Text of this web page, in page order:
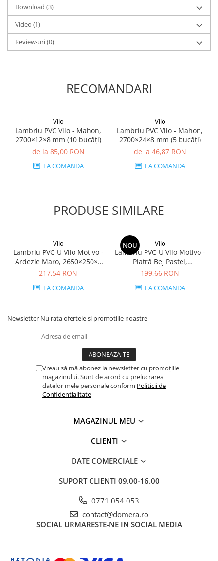
Download (3)
Video (1)
Review-uri(0)
RECOMANDARI
Vilo
Lambriu PVC Vilo - Mahon,
2700×12×8 mm (10 bucăți)
de la 85,00 RON
LA COMANDA
Vilo
Lambriu PVC Vilo - Mahon,
2700×24×8 mm (5 bucăți)
de la 46,87 RON
LA COMANDA
PRODUSE SIMILARE
Vilo
Lambriu PVC-U Vilo Motivo -
Ardezie Maro, 2650×250×8
mm, 2.65 mp/cutie (4
217,54 RON
LA COMANDA
NOU Vilo
Lambriu PVC-U Vilo Motivo -
Piatră Bej Pastel,
2650×250×8 mm, 2.65
199,66 RON
LA COMANDA
Newsletter Nu rata ofertele si promotiile noastre
Vreau să mă abonez la newsletter cu promoțiile
magazinului. Sunt de acord cu prelucrarea
datelor mele personale conform Politicii de
Confidentialitate
MAGAZINUL MEU
CLIENTI
DATE COMERCIALE
SUPORT CLIENTI 09.00-16.00
0771 054 053
contact@domera.ro
SOCIAL URMARESTE-NE IN SOCIAL MEDIA